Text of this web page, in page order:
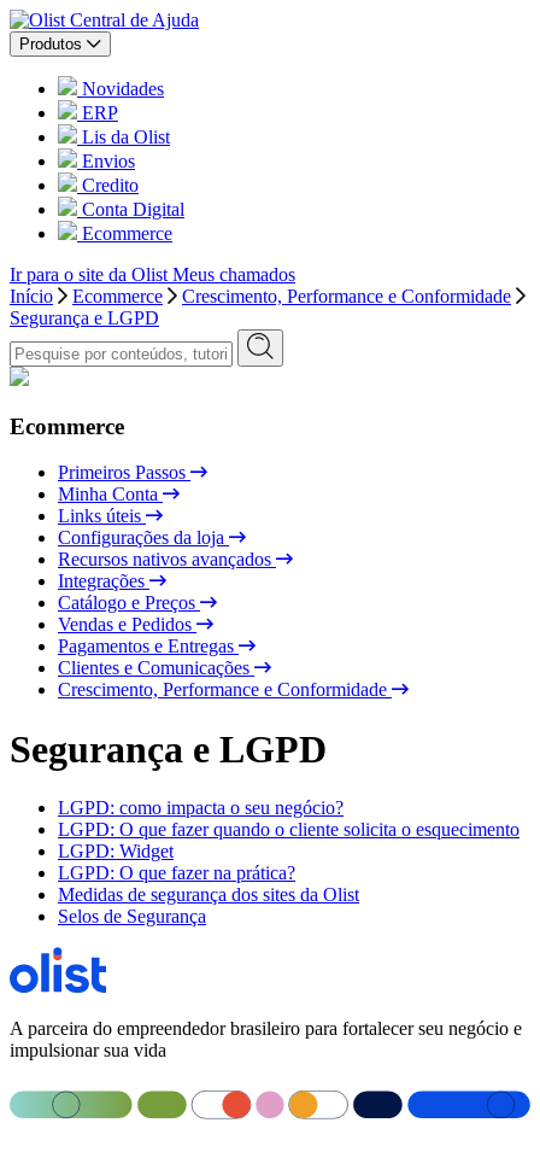
Central de Ajuda
Produtos
Novidades
ERP
Lis da Olist
Envios
Credito
Conta Digital
Ecommerce
Ir para o site da Olist Meus chamados
Início
Ecommerce
Crescimento, Performance e Conformidade
Segurança e LGPD
Ecommerce
Primeiros Passos
Minha Conta
Links úteis
Configurações da loja
Recursos nativos avançados
Integrações
Catálogo e Preços
Vendas e Pedidos
Pagamentos e Entregas
Clientes e Comunicações
Crescimento, Performance e Conformidade
Segurança e LGPD
LGPD: como impacta o seu negócio?
LGPD: O que fazer quando o cliente solicita o esquecimento
LGPD: Widget
LGPD: O que fazer na prática?
Medidas de segurança dos sites da Olist
Selos de Segurança
A parceira do empreendedor brasileiro para fortalecer seu negócio e
impulsionar sua vida